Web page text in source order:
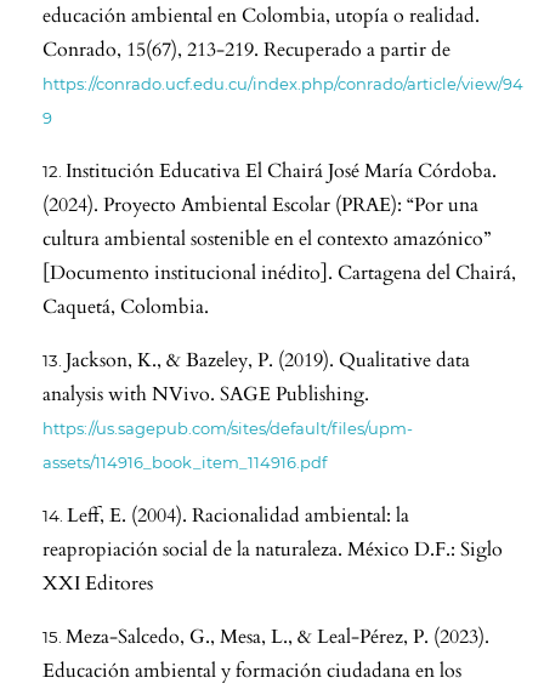
educación ambiental en Colombia, utopía o realidad.
Conrado, 15(67), 213-219. Recuperado a partir de
https://conrado.ucf.edu.cu/index.php/conrado/article/view/94
9
Institución Educativa El Chairá José María Córdoba.
(2024). Proyecto Ambiental Escolar (PRAE): “Por una
cultura ambiental sostenible en el contexto amazónico”
[Documento institucional inédito]. Cartagena del Chairá,
Caquetá, Colombia.
Jackson, K., & Bazeley, P. (2019). Qualitative data
analysis with NVivo. SAGE Publishing.
https://us.sagepub.com/sites/default/files/upm-
assets/114916_book_item_114916.pdf
Leff, E. (2004). Racionalidad ambiental: la
reapropiación social de la naturaleza. México D.F.: Siglo
XXI Editores
Meza-Salcedo, G., Mesa, L., & Leal-Pérez, P. (2023).
Educación ambiental y formación ciudadana en los